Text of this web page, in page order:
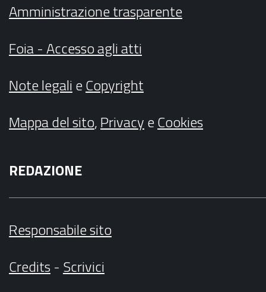
Amministrazione trasparente
Foia - Accesso agli atti
Note legalieCopyright
Mappa del sito,PrivacyeCookies
REDAZIONE
Responsabile sito
Credits- Scrivici